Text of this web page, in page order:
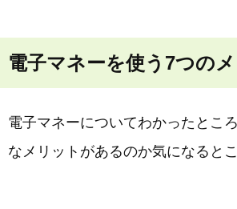
電子マネーを使う7つの
電子マネーについてわかったとこ
なメリットがあるのか気になるとこ